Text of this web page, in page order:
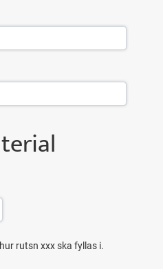
rutsn xxx ska fyllas i.